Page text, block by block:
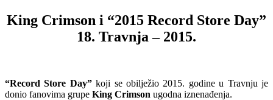
King Crimson i “2015 Record Store Day”
18. Travnja – 2015.
“Record Store Day”koji se obilježio 2015. godine u Travnju je
donio fanovima grupe King Crimson ugodna iznenađenja.